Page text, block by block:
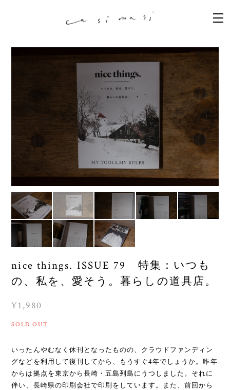
nice things. ISSUE 79 特集：いつも
の、私を、愛そう。暮らしの道具店。
¥1,980
SOLD OUT
いったんやむなく休刊となったものの、クラウドファンディン
グなどを利用して復刊してから、もうすぐ4年でしょうか。昨年
からは拠点を東京から長崎・五島列島にうつしました。それに
伴い、長崎県の印刷会社で印刷をしています。また、前回から